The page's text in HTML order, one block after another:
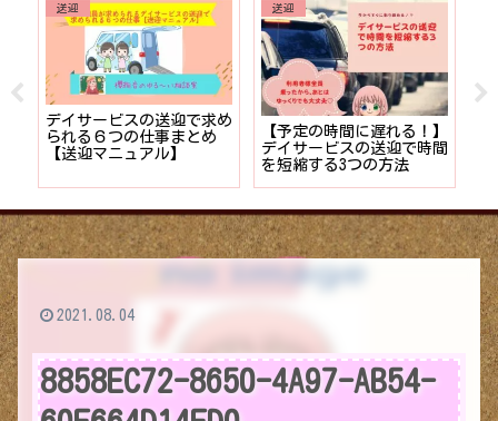
送迎
デイサービスの送迎で求め
られる６つの仕事まとめ
【送迎マニュアル】
送迎
【予定の時間に遅れる！】
デイサービスの送迎で時間
を短縮する3つの方法
8858EC72-8650-4A97-AB54-
2021.08.04